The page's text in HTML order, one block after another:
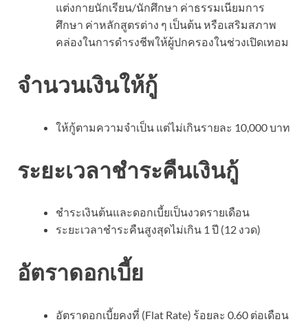
แต่งกายนักเรียน/นักศึกษา ค่าธรรมเนียมการ
ศึกษา ค่าหลักสูตรต่าง ๆ เป็นต้น หรือเสริมสภาพ
คล่องในการดำรงชีพให้ผู้ปกครองในช่วงเปิดเทอม
จำนวนเงินให้กู้
ให้กู้ตามความจำเป็น แต่ไม่เกินรายละ 10,000 บาท
ระยะเวลาชำระคืนเงินกู้
ชำระเงินต้นและดอกเบี้ยเป็นงวดรายเดือน
ระยะเวลาชำระคืนสูงสุดไม่เกิน 1 ปี (12 งวด)
อัตราดอกเบี้ย
อัตราดอกเบี้ยคงที่ (Flat Rate) ร้อยละ 0.60 ต่อเดือน